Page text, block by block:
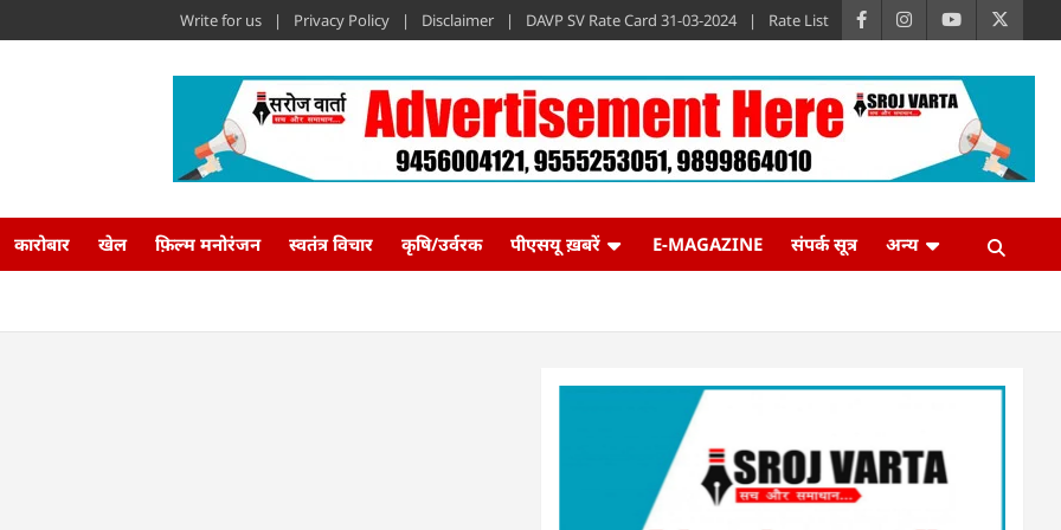
Write for us Privacy Policy Disclaimer DAVP SV Rate Card 31-03-2024 Rate List
कारोबार खेल फ़िल्म मनोरंजन स्वतंत्र विचार कृषि/उर्वरक पीएसयू ख़बरें E-MAGAZINE संपर्क सूत्र अन्य